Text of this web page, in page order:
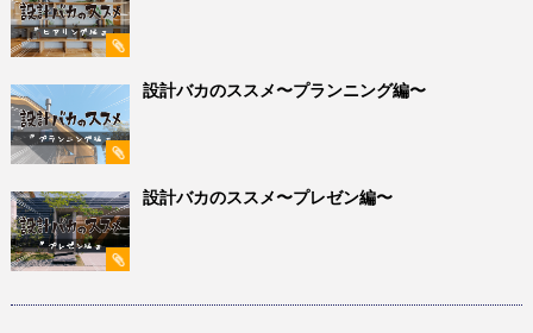
設計バカのススメ〜プランニング編〜
設計バカのススメ〜プレゼン編〜